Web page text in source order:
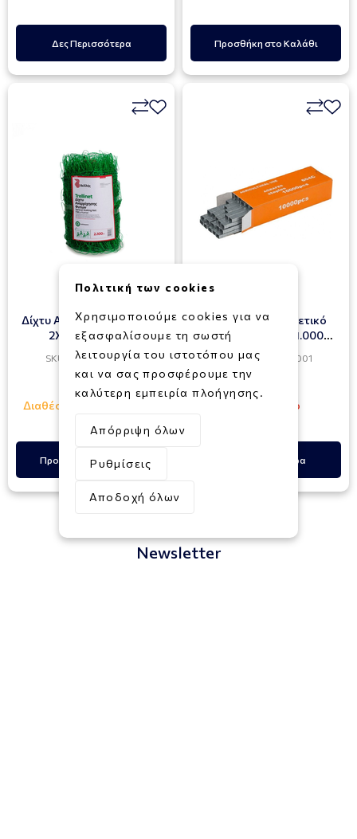
Δες Περισσότερα Προσθήκη στο Καλάθι
Δίχτυ Αναρρίχησης Φυτών
2Χ10 m Πράσινο
SKU: 012000035210
8,00€
Διαθέσιμο σε 1 - 3 ημέρες
Προσθήκη στο Καλάθι
Συνδετήρες Για Δετικό
Αμπελιών 604C 1.000
Τεμάχια
SKU: 080140500001
5,00€
Εξαντλημένο
Δες Περισσότερα
Newsletter
Πολιτική των cookies
Χρησιμοποιούμε cookies για να
εξασφαλίσουμε τη σωστή
λειτουργία του ιστοτόπου μας
και να σας προσφέρουμε την
καλύτερη εμπειρία πλοήγησης.
Απόρριψη όλων
Ρυθμίσεις
Αποδοχή όλων